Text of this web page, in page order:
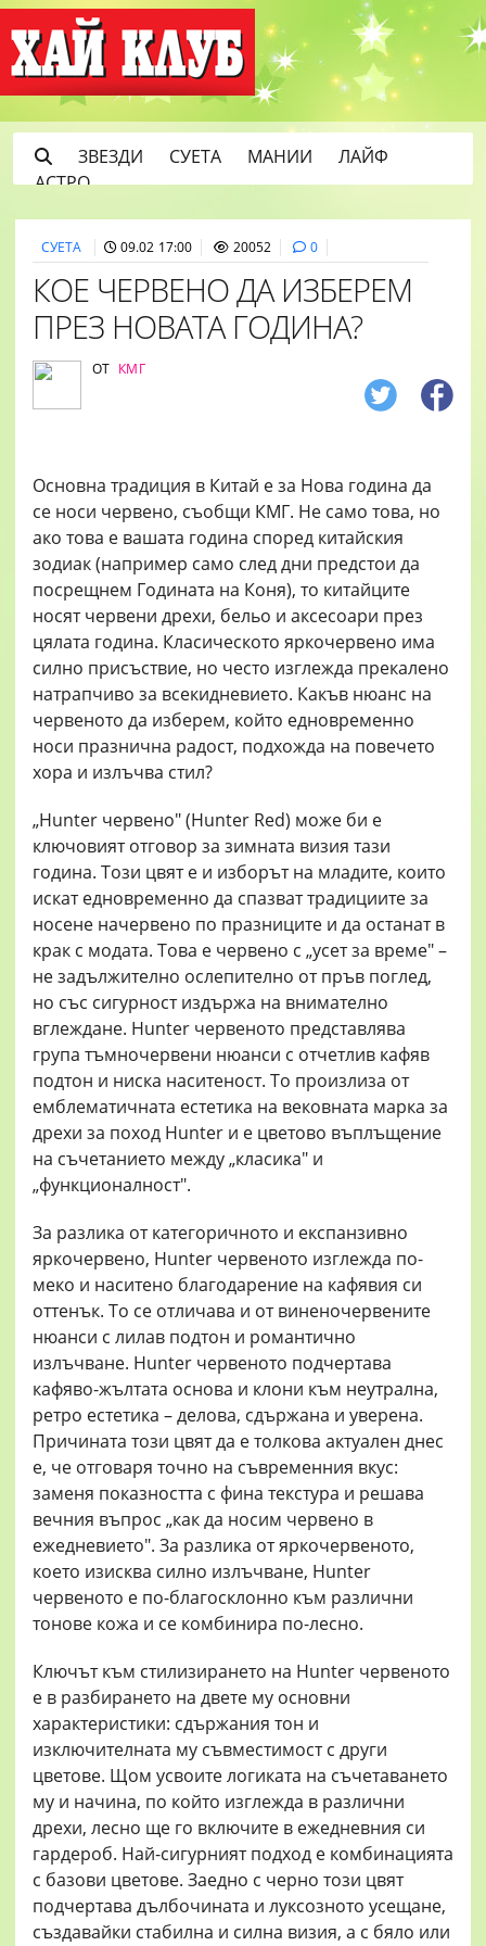
ЗВЕЗДИ СУЕТА МАНИИ
ЛАЙФ
АСТРО
СУЕТА 09.02 17:00 20052 0
КОЕ ЧЕРВЕНО ДА ИЗБЕРЕМ
ПРЕЗ НОВАТА ГОДИНА?
ОТ КМГ
Основна традиция в Китай е за Нова година да
се носи червено, съобщи КМГ. Не само това, но
ако това е вашата година според китайския
зодиак (например само след дни предстои да
посрещнем Годината на Коня), то китайците
носят червени дрехи, бельо и аксесоари през
цялата година. Класическото яркочервено има
силно присъствие, но често изглежда прекалено
натрапчиво за всекидневието. Какъв нюанс на
червеното да изберем, който едновременно
носи празнична радост, подхожда на повечето
хора и излъчва стил?
„Hunter червено" (Hunter Red) може би е
ключовият отговор за зимната визия тази
година. Този цвят е и изборът на младите, които
искат едновременно да спазват традициите за
носене начервено по празниците и да останат в
крак с модата. Това е червено с „усет за време" –
не задължително ослепително от пръв поглед,
но със сигурност издържа на внимателно
вглеждане. Hunter червеното представлява
група тъмночервени нюанси с отчетлив кафяв
подтон и ниска наситеност. То произлиза от
емблематичната естетика на вековната марка за
дрехи за поход Hunter и е цветово въплъщение
на съчетанието между „класика" и
„функционалност".
За разлика от категоричното и експанзивно
яркочервено, Hunter червеното изглежда по-
меко и наситено благодарение на кафявия си
оттенък. То се отличава и от виненочервените
нюанси с лилав подтон и романтично
излъчване. Hunter червеното подчертава
кафяво-жълтата основа и клони към неутрална,
ретро естетика – делова, сдържана и уверена.
Причината този цвят да е толкова актуален днес
е, че отговаря точно на съвременния вкус:
заменя показността с фина текстура и решава
вечния въпрос „как да носим червено в
ежедневието". За разлика от яркочервеното,
което изисква силно излъчване, Hunter
червеното е по-благосклонно към различни
тонове кожа и се комбинира по-лесно.
Ключът към стилизирането на Hunter червеното
е в разбирането на двете му основни
характеристики: сдържания тон и
изключителната му съвместимост с други
цветове. Щом усвоите логиката на съчетаването
му и начина, по който изглежда в различни
дрехи, лесно ще го включите в ежедневния си
гардероб. Най-сигурният подход е комбинацията
с базови цветове. Заедно с черно този цвят
подчертава дълбочината и луксозното усещане,
създавайки стабилна и силна визия, а с бяло или